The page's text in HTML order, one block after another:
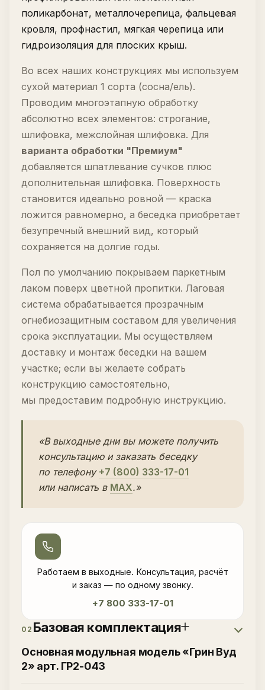
поликарбонат, металлочерепица, фальцевая
кровля, профнастил, мягкая черепица или
гидроизоляция для плоских крыш.
Во всех наших конструкциях мы используем
сухой материал 1 сорта (сосна/ель).
Проводим многоэтапную обработку
абсолютно всех элементов: строгание,
шлифовка, межслойная шлифовка. Для
варианта обработки "Премиум"
добавляется шпатлевание сучков плюс
дополнительная шлифовка. Поверхность
становится идеально ровной — краска
ложится равномерно, а беседка приобретает
безупречный внешний вид, который
сохраняется на долгие годы.
Пол по умолчанию покрываем паркетным
лаком поверх цветной пропитки. Лаговая
система обрабатывается прозрачным
огнебиозащитным составом для увеличения
срока эксплуатации. Мы осуществляем
доставку и монтаж беседки на вашем
участке; если вы желаете собрать
конструкцию самостоятельно,
мы предоставим подробную инструкцию.
«В выходные дни вы можете получить
консультацию и заказать беседку
по телефону +7 (800) 333-17-01
или написать в MAX.»
Работаем в выходные. Консультация, расчёт
и заказ — по одному звонку.
+7 800 333-17-01
02 Базовая комплектация
Основная модульная модель «Грин Вуд
2» арт. ГР2-043